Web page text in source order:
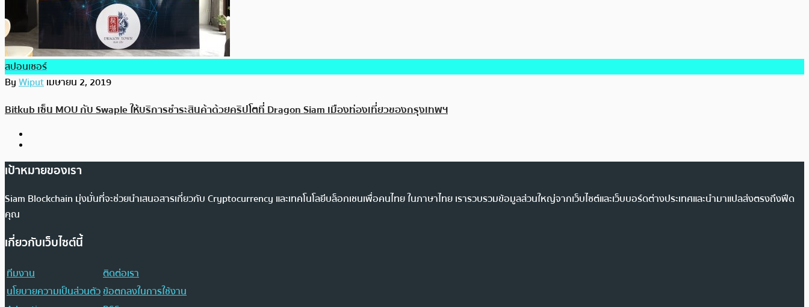
สปอนเซอร์
ByWiputเมษายน 2, 2019
Bitkub เซ็น MOU กับ Swaple ให้บริการชำระสินค้าด้วยคริปโตที่ Dragon Siam เมืองท่องเที่ยวของกรุงเทพฯ
เป้าหมายของเรา
Siam Blockchain มุ่งมั่นที่จะช่วยนำเสนอสารเกี่ยวกับ Cryptocurrency และเทคโนโลยีบล็อกเชนเพื่อคนไทย ในภาษาไทย เรารวบรวมข้อมูลส่วนใหญ่จากเว็บไซต์และเว็บบอร์ดต่างประเทศและนำมาแปลส่งตรงถึงฟีด
คุณ
เกี่ยวกับเว็บไซต์นี้
ทีมงาน
ติดต่อเรา
นโยบายความเป็นส่วนตัวข้อตกลงในการใช้งาน